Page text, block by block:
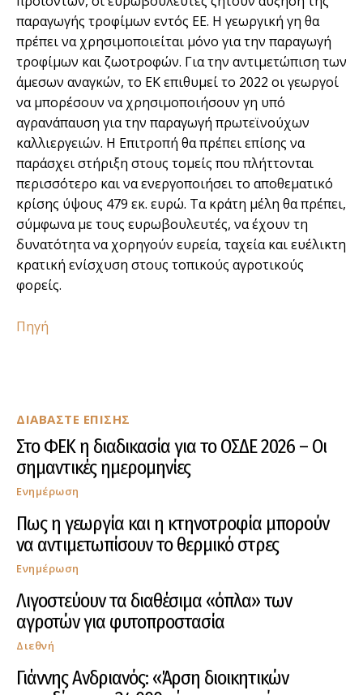
ΔΙΑΒΑΣΤΕ ΕΠΙΣΗΣ
Στο ΦΕΚ η διαδικασία για το ΟΣΔΕ 2026 – Οι
σημαντικές ημερομηνίες
Ενημέρωση
Πως η γεωργία και η κτηνοτροφία μπορούν
να αντιμετωπίσουν το θερμικό στρες
Ενημέρωση
Λιγοστεύουν τα διαθέσιμα «όπλα» των
αγροτών για φυτοπροστασία
Διεθνή
Γιάννης Ανδριανός: «Άρση διοικητικών
παραγωγής τροφίμων εντός ΕΕ. Η γεωργική γη θα
πρέπει να χρησιμοποιείται μόνο για την παραγωγή
τροφίμων και ζωοτροφών. Για την αντιμετώπιση των
άμεσων αναγκών, το ΕΚ επιθυμεί το 2022 οι γεωργοί
να μπορέσουν να χρησιμοποιήσουν γη υπό
αγρανάπαυση για την παραγωγή πρωτεϊνούχων
καλλιεργειών. Η Επιτροπή θα πρέπει επίσης να
παράσχει στήριξη στους τομείς που πλήττονται
περισσότερο και να ενεργοποιήσει το αποθεματικό
κρίσης ύψους 479 εκ. ευρώ. Τα κράτη μέλη θα πρέπει,
σύμφωνα με τους ευρωβουλευτές, να έχουν τη
δυνατότητα να χορηγούν ευρεία, ταχεία και ευέλικτη
κρατική ενίσχυση στους τοπικούς αγροτικούς
φορείς.
Πηγή